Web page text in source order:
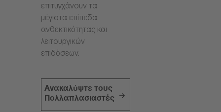
επιτυγχάνουν τα
μέγιστα επίπεδα
ανθεκτικότητας και
λειτουργικών
επιδόσεων.
Ανακαλύψτε τους
Πολλαπλασιαστές